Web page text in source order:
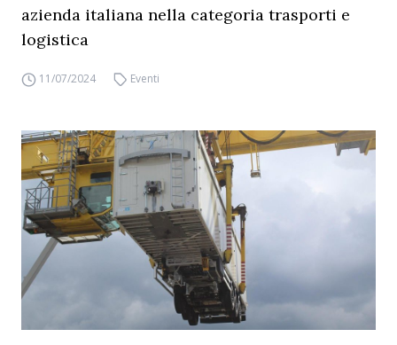
azienda italiana nella categoria trasporti e
logistica
11/07/2024 Eventi